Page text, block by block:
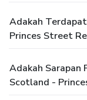
Adakah
Princes Street
Adakah Sarapan
Scotland -